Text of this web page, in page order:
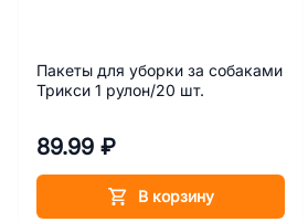
Пакеты для уборки за собаками
Трикси 1 рулон/20 шт.
89.99 ₽
В корзину